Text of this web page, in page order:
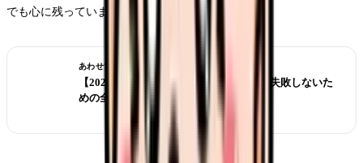
でも心に残っています。」
あわせて読みたい
【2026年版】看護師転職の完全ガイド｜失敗しないた
めの全知識